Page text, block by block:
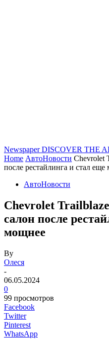
Newspaper DISCOVER THE
Home АвтоНовости Chevrolet
после рестайлинга и стал
АвтоНовости
Chevrolet
салон после
мощнее
By
Олеся
-
06.05.2024
0
99 просмотров
Facebook
Twitter
Pinterest
WhatsApp